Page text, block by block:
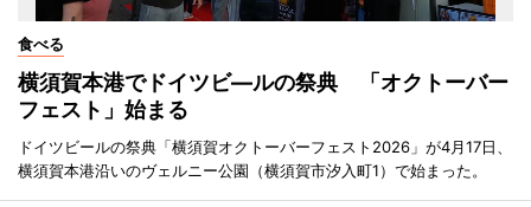
食べる
横須賀本港でドイツビ―ルの祭典 「オクトーバー
フェスト」始まる
ドイツビールの祭典「横須賀オクトーバーフェスト2026」が4月17日、
横須賀本港沿いのヴェルニー公園（横須賀市汐入町1）で始まった。